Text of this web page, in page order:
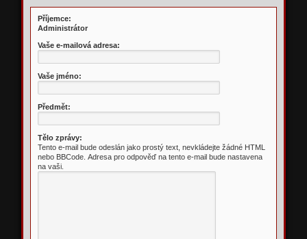
Příjemce:
Administrátor
Vaše e-mailová adresa:
Vaše jméno:
Předmět:
Tělo zprávy:
Tento e-mail bude odeslán jako prostý text, nevkládejte žádné HTML
nebo BBCode. Adresa pro odpověď na tento e-mail bude nastavena
na vaši.